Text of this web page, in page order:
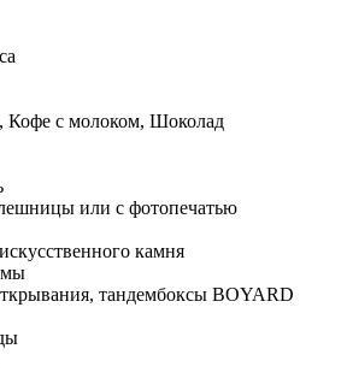
Кофе с молоком, Шоколад
или с фотопечатью
камня
тандембоксы BOYARD